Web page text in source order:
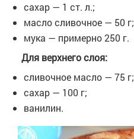
сахар — 1 ст. л.;
масло сливочное — 50 г;
мука — примерно 250 г.
Для верхнего слоя:
сливочное масло — 75 г;
сахар — 100 г;
ванилин.